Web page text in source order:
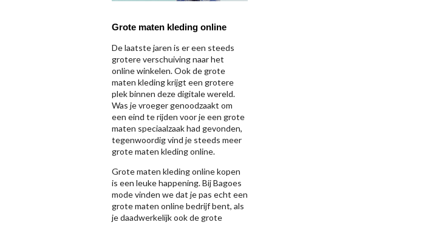
Grote maten kleding online
De laatste jaren is er een steeds
grotere verschuiving naar het
online winkelen. Ook de grote
maten kleding krijgt een grotere
plek binnen deze digitale wereld.
Was je vroeger genoodzaakt om
een eind te rijden voor je een grote
maten speciaalzaak had gevonden,
tegenwoordig vind je steeds meer
grote maten kleding online.
Grote maten kleding online kopen
is een leuke happening. Bij Bagoes
mode vinden we dat je pas echt een
grote maten online bedrijf bent, als
je daadwerkelijk ook de grote